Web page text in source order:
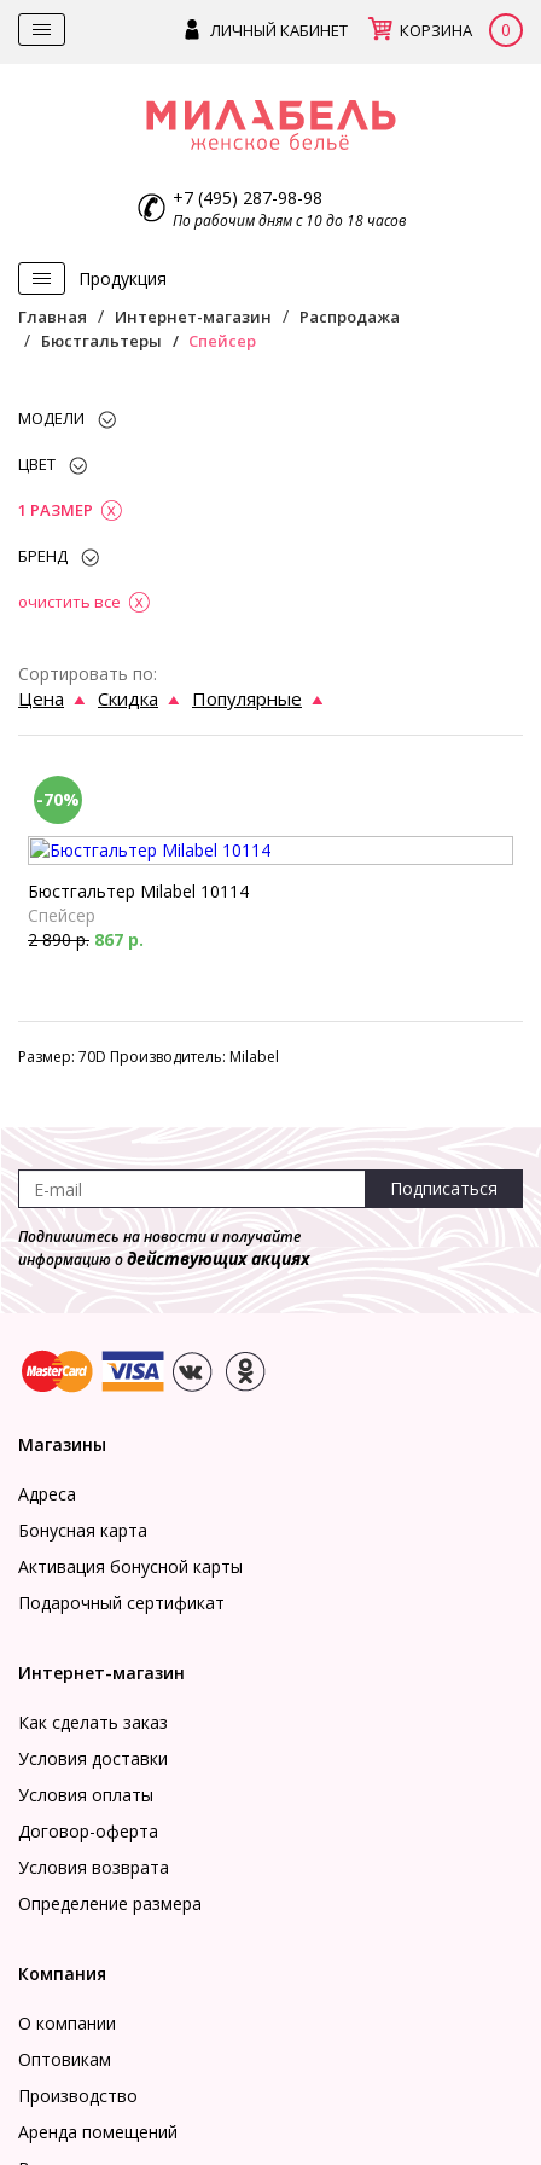
ЛИЧНЫЙ КАБИНЕТ КОРЗИНА 0
+7 (495) 287-98-98
По рабочим дням с 10 до 18 часов
Продукция
Главная Интернет-магазин
Распродажа
Бюстгальтеры
Спейсер
МОДЕЛИ
ЦВЕТ
1 РАЗМЕР
БРЕНД
очистить все
Сортировать по:
Цена Скидка Популярные
-70%
Бюстгальтер Milabel 10114
Спейсер
2 890 р. 867 р.
Размер: 70D Производитель: Milabel
Подписаться
Подпишитесь на новости и получайте
информацию одействующих акциях
Магазины
Адреса
Бонусная карта
Активация бонусной карты
Подарочный сертификат
Интернет-магазин
Как сделать заказ
Условия доставки
Условия оплаты
Договор-оферта
Условия возврата
Определение размера
Компания
О компании
Оптовикам
Производство
Аренда помещений